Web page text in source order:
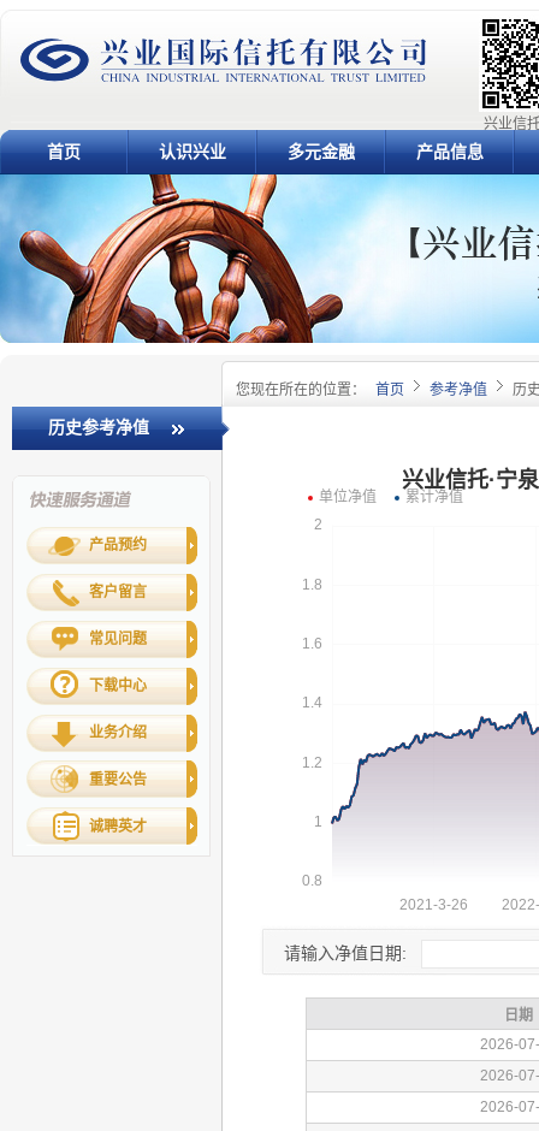
兴业信
首页 认识兴业 多元金融 产品信息
您现在所在的位置： 首页 参考净值 历
历史参考净值
产品预约
客户留言
常见问题
下载中心
业务介绍
重要公告
诚聘英才
请输入净值日期: